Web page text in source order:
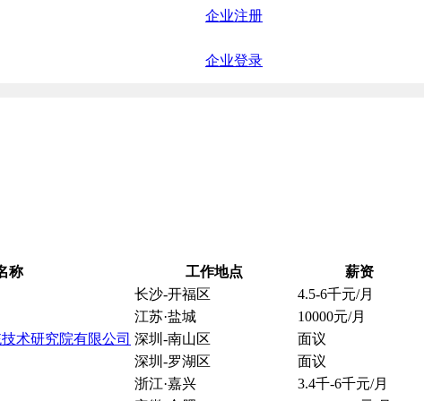
企业注册
企业登录
称 工作地点 薪资
长沙-开福区
4.5-6千元/月
江苏·盐城
10000元/月
术研究院有限公司 深圳-南山区 面议
深圳-罗湖区
面议
浙江·嘉兴
3.4千-6千元/月